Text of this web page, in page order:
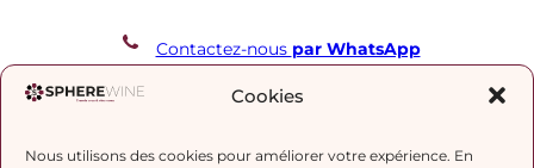
Cookies
Nous utilisons des cookies pour améliorer votre expérience. En
Contactez-nous par WhatsApp
REJOIGNEZ NOTRE LISTE DE DIFFUSION